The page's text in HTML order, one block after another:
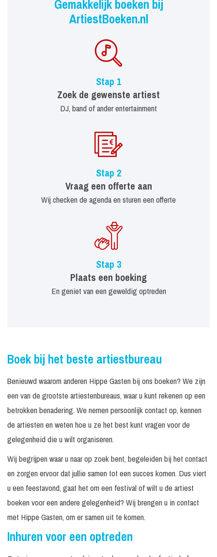
Gemakkelijk boeken bij
ArtiestBoeken.nl
Stap 1
Zoek de gewenste artiest
DJ, band of ander entertainment
Stap 2
Vraag een offerte aan
Wij checken de agenda en sturen een offerte
Stap 3
Plaats een boeking
En geniet van een geweldig optreden
Boek bij het beste artiestbureau
Benieuwd waarom anderen Hippe Gasten bij ons boeken? We zijn
een van de grootste artiestenbureaus, waar u kunt rekenen op een
betrokken benadering. We nemen persoonlijk contact op, kennen
de artiesten en weten hoe u ze het best kunt vragen voor de
gelegenheid die u wilt organiseren.
Wij begrijpen waar u naar op zoek bent, begeleiden bij het contact
en zorgen ervoor dat jullie samen tot een succes komen. Dus viert
u een feestavond, gaat het om een festival of wilt u de artiest
boeken voor een andere gelegenheid? Wij brengen u in contact
met Hippe Gasten, om er samen uit te komen.
Inhuren voor een optreden